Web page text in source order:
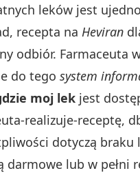
leków jest
recepta na Heviran
odbiór.
do tego system
moj lek jest
realizuje-receptę,
dotyczą
lub w